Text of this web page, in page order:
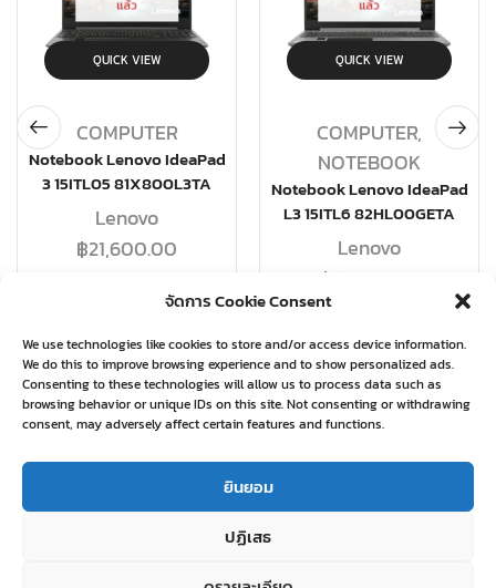
จัดการ Cookie Consent
We use technologies like cookies to store and/or access device information.
We do this to improve browsing experience and to show personalized ads.
Consenting to these technologies will allow us to process data such as
browsing behavior or unique IDs on this site. Not consenting or withdrawing
consent, may adversely affect certain features and functions.
ยินยอม
ปฏิเสธ
แล้ว
QUICK VIEW
COMPUTER
Notebook Lenovo IdeaPad
3 15ITL05 81X800L3TA
Lenovo
฿21,600.00
แล้ว
QUICK VIEW
COMPUTER,
NOTEBOOK
Notebook Lenovo IdeaPad
L3 15ITL6 82HL00GETA
Lenovo
฿
อ่านเพิ่ม
Related products